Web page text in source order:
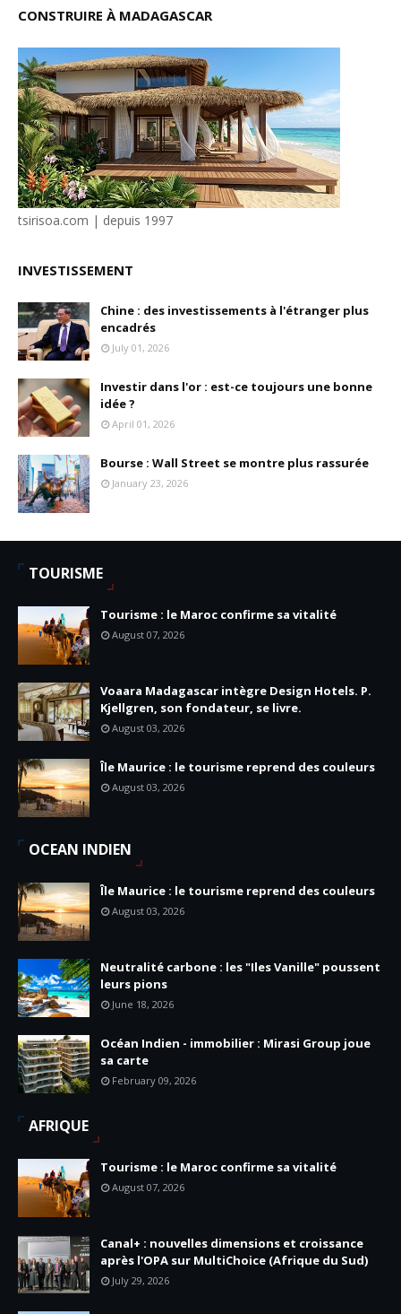
CONSTRUIRE À MADAGASCAR
tsirisoa.com | depuis 1997
INVESTISSEMENT
Chine : des investissements à l'étranger plus
encadrés
July 01, 2026
Investir dans l'or : est-ce toujours une bonne
idée ?
April 01, 2026
Bourse : Wall Street se montre plus rassurée
January 23, 2026
TOURISME
Tourisme : le Maroc confirme sa vitalité
August 07, 2026
Voaara Madagascar intègre Design Hotels. P.
Kjellgren, son fondateur, se livre.
August 03, 2026
Île Maurice : le tourisme reprend des couleurs
August 03, 2026
OCEAN INDIEN
Île Maurice : le tourisme reprend des couleurs
August 03, 2026
Neutralité carbone : les "Iles Vanille" poussent
leurs pions
June 18, 2026
Océan Indien - immobilier : Mirasi Group joue
sa carte
February 09, 2026
AFRIQUE
Tourisme : le Maroc confirme sa vitalité
August 07, 2026
Canal+ : nouvelles dimensions et croissance
après l'OPA sur MultiChoice (Afrique du Sud)
July 29, 2026